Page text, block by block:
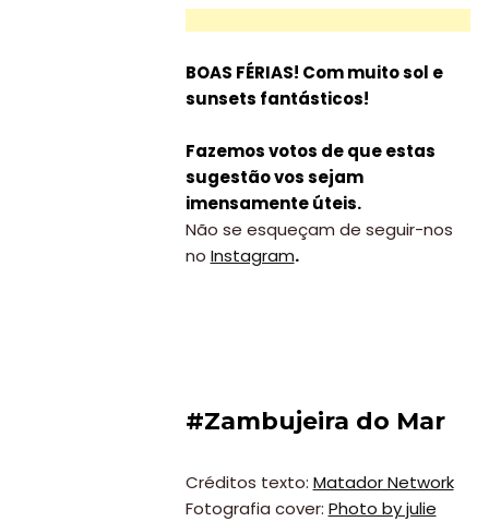
BOAS FÉRIAS! Com muito sol e
sunsets fantásticos!
Fazemos votos de que estas
sugestão vos sejam
imensamente úteis.
Não se esqueçam de seguir-nos
no Instagram.
#Zambujeira do Mar
Créditos texto: Matador Network
Fotografia cover: Photo by julie